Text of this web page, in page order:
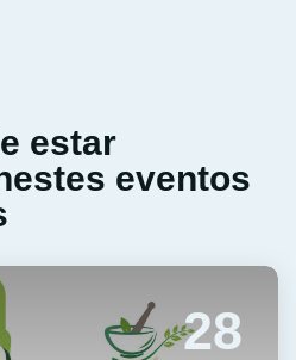
estar
eventos
28